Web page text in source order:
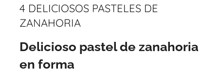
4 DELICIOSOS PASTELES DE
ZANAHORIA
Delicioso pastel de zanahoria
en forma